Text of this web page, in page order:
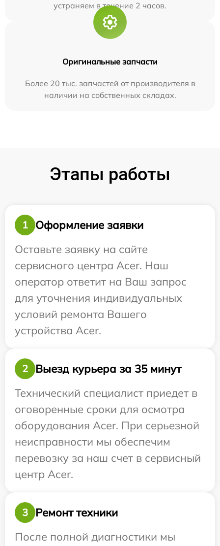
устраняем в течение 2 часов.
Оригинальные запчасти
Более 20 тыс. запчастей от производителя в
наличии на собственных складах.
Этапы работы
1
Оформление заявки
Оставьте заявку на сайте
сервисного центра Acer. Наш
оператор ответит на Ваш запрос
для уточнения индивидуальных
условий ремонта Вашего
устройства Acer.
2
Выезд курьера за 35 минут
Технический специалист приедет в
оговоренные сроки для осмотра
оборудования Acer. При серьезной
неисправности мы обеспечим
перевозку за наш счет в сервисный
центр Acer.
3
Ремонт техники
После полной диагностики мы